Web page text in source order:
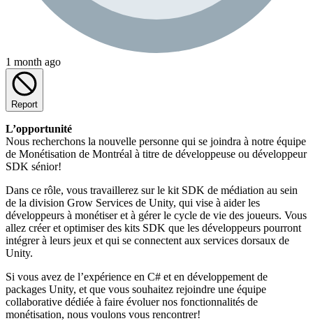
1 month ago
Report
L’opportunité
Nous recherchons la nouvelle personne qui se joindra à notre équipe
de Monétisation de Montréal à titre de développeuse ou développeur
SDK sénior!
Dans ce rôle, vous travaillerez sur le kit SDK de médiation au sein
de la division Grow Services de Unity, qui vise à aider les
développeurs à monétiser et à gérer le cycle de vie des joueurs. Vous
allez créer et optimiser des kits SDK que les développeurs pourront
intégrer à leurs jeux et qui se connectent aux services dorsaux de
Unity.
Si vous avez de l’expérience en C# et en développement de
packages Unity, et que vous souhaitez rejoindre une équipe
collaborative dédiée à faire évoluer nos fonctionnalités de
monétisation, nous voulons vous rencontrer!